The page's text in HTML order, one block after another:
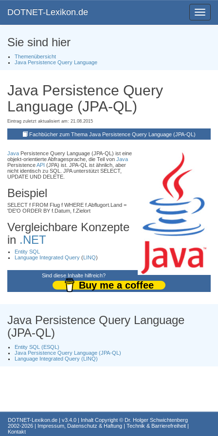
Toggle
DOTNET-Lexikon.de
Sie sind hier
Themenübersicht
Java Persistence Query Language
Java Persistence Query
Language (JPA-QL)
Eintrag zuletzt aktualisiert am: 21.08.2015
Fachbücher zum Thema Java Persistence Query Language (JPA-QL)
Java Persistence Query Language (JPA-QL) ist eine
objekt-orientierte Abfragesprache, die Teil von Java
PersistenceAPI (JPA) ist. JPA-QL ist ähnlich, aber
nicht identisch zu SQL. JPA unterstützt SELECT,
UPDATE UND DELETE.
Beispiel
SELECT f FROM Flug f WHERE f.Abflugort.Land =
'DE'O ORDER BY f.Datum, f.Zielort
Vergleichbare Konzepte
in .NET
Entity SQL
Language Integrated Query (LINQ)
Sind diese Inhalte hilfreich?
Buy me a coffee
Java Persistence Query Language
(JPA-QL)
Entity SQL (ESQL)
Java Persistence Query Language (JPA-QL)
Language Integrated Query (LINQ)
DOTNET-Lexikon.de | v3.4.0 | Inhalt Copyright © Dr. Holger Schwichtenberg
2002-2026 | Impressum, Datenschutz & Haftung | Technik & Barrierefreiheit |
Kontakt